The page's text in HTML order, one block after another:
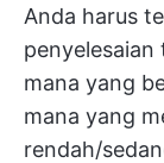
Anda harus
penyelesaian
mana yang
mana yang
rendah/